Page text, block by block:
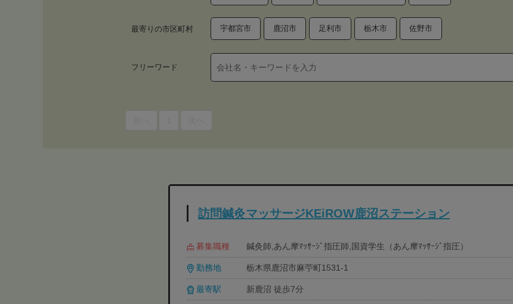
最寄りの市区町村 宇都宮市 鹿沼市 足利市 栃木市 佐野市
フリーワード
訪問鍼灸マッサージKEiROW鹿沼ステーション
募集職種 鍼灸師,あん摩ﾏｯｻｰｼﾞ指圧師,国資学生（あん摩ﾏｯｻｰｼﾞ指圧）
勤務地 栃木県鹿沼市麻苧町1531-1
最寄駅 新鹿沼 徒歩7分